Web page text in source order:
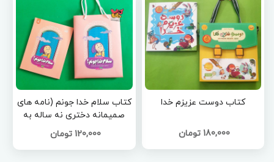
کتاب دوست عزیزم خدا
180,000 تومان
کتاب سلام خدا جونم (نامه های
صمیمانه دختری نه ساله به
خدای مهربان)
120,000 تومان